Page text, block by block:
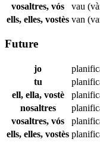
vosaltres, vós
vau
ells, elles, vostès van
Future
jo
tu
ell, ella, vostè
nosaltres
vosaltres, vós
ells, elles, vostès